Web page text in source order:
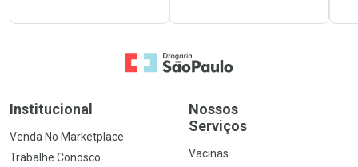
Ir para a Home
Institucional
Venda No Marketplace
Trabalhe Conosco
Nossos
Serviços
Vacinas